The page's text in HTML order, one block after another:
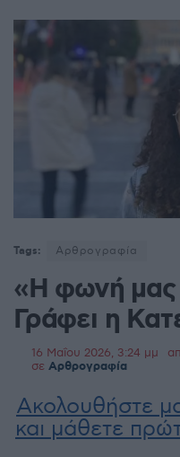
Tags: Αρθρογραφία
«Η φωνή μας
Γράφει η
16 Μαΐου 2026, 3:24 μμ
σε Αρθρογραφία
Ακολουθήστε
και μάθετε